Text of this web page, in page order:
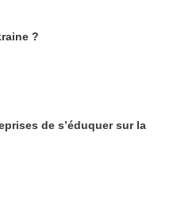
?
de s’éduquer sur la